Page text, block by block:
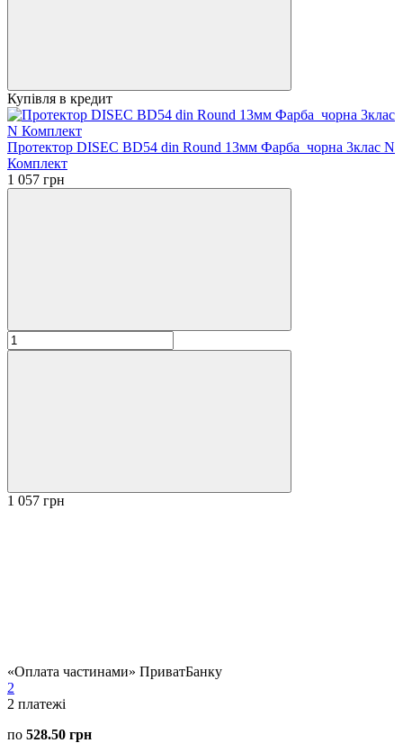
Купівля в кредит
Протектор DISEC BD54 din Round 13мм Фарба_чорна 3клас N
Комплект
1 057 грн
1 057 грн
«Оплата частинами» ПриватБанку
2
2 платежі
по 528.50 грн